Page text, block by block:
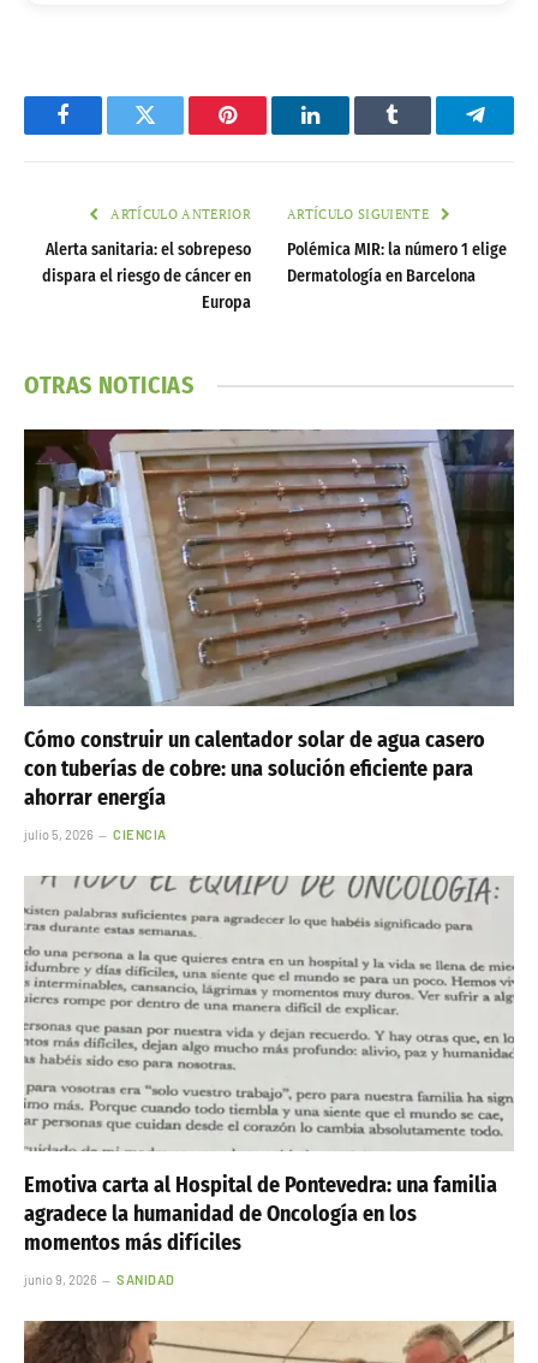
FacebookTwitter Pinterest LinkedInTumblr
ARTÍCULO ANTERIOR
Alerta sanitaria: el sobrepeso
dispara el riesgo de cáncer en
Europa
ARTÍCULO SIGUIENTE
Polémica MIR: la número 1 elige
Dermatología en Barcelona
OTRAS NOTICIAS
Cómo construir un calentador solar de agua casero
con tuberías de cobre: una solución eficiente para
ahorrar energía
julio 5, 2026 CIENCIA
Emotiva carta al Hospital de Pontevedra: una familia
agradece la humanidad de Oncología en los
momentos más difíciles
junio 9, 2026 SANIDAD